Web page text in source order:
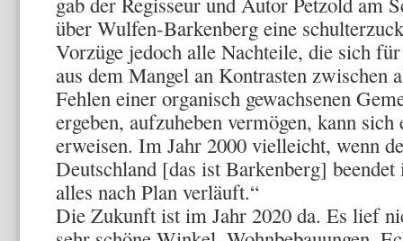
über Wulfen-Barkenberg eine
Vorzüge jedoch alle Nachteile, die sich
aus dem Mangel an Kontrasten zwischen
Fehlen einer organisch gewachsenen
ergeben, aufzuheben vermögen, kann
erweisen. Im Jahr 2000 vielleicht, wenn
Deutschland [das ist Barkenberg]
alles nach Plan verläuft.“
Die Zukunft ist im Jahr 2020 da. Es lief